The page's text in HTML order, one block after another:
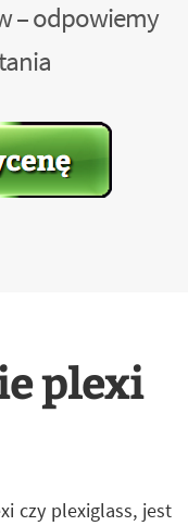
– odpowiemy
plexi
czy plexiglass, jest